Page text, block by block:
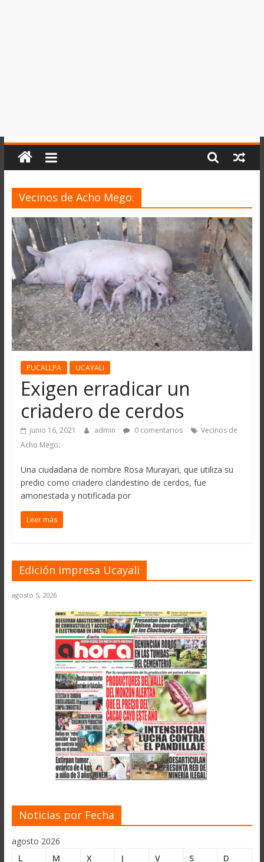
Vecinos de Acho Mego:
PUCALLPA UCAYALI
Exigen erradicar un
criadero de cerdos
junio 16, 2021 admin 0 comentarios
Vecinos de
Acho Mego:
Una ciudadana de nombre Rosa Murayari, que utiliza su
predio como criadero clandestino de cerdos, fue
amonestada y notificada por
Leer más
Edición Impresa Ucayali
agosto 5, 2026
Noticias por Fecha
agosto 2026
L
M X J V S
D